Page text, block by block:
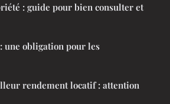
: guide pour bien consulter et
une obligation pour les
rendement locatif : attention